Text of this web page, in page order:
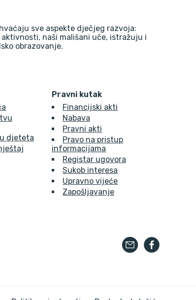
sve aspekte dječjeg razvoja:
naši mališani uče, istražuju i
obrazovanje.
djeteta
Pravni kutak
Financijski akti
Nabava
Pravni akti
Pravo na pristup
informacijama
Registar ugovora
Sukob interesa
Upravno vijeće
Zapošljavanje